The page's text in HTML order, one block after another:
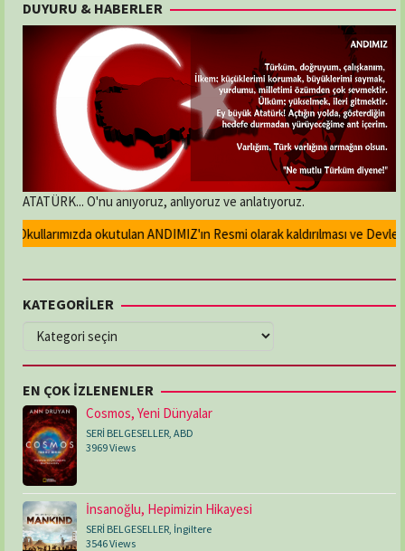
DUYURU & HABERLER
ATATÜRK... O'nu anıyoruz, anlıyoruz ve anlatıyoruz.
okutulan ANDIMIZ'ın Resmi olarak kaldırılması ve Devlet
KATEGORİLER
KATEGORİLER
EN ÇOK İZLENENLER
Cosmos, Yeni Dünyalar
SERİ BELGESELLER, ABD
3969 Views
İnsanoğlu, Hepimizin Hikayesi
SERİ BELGESELLER İngiltere
3546 Views